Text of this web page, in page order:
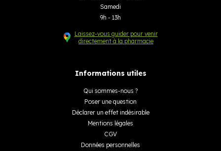
Samedi
9h - 13h
Laissez-vous guider pour venir
directement à la pharmacie
Informations utiles
Qui sommes-nous ?
Poser une question
Déclarer un effet indésirable
Mentions légales
CGV
Données personnelles